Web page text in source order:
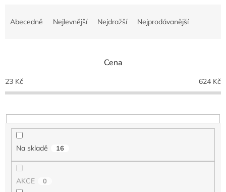
p
r
o
u
Abecedně Nejlevnější Nejdražší Nejprodávanější
Cena
23 Kč 624 Kč
Na skladě 16
AKCE 0